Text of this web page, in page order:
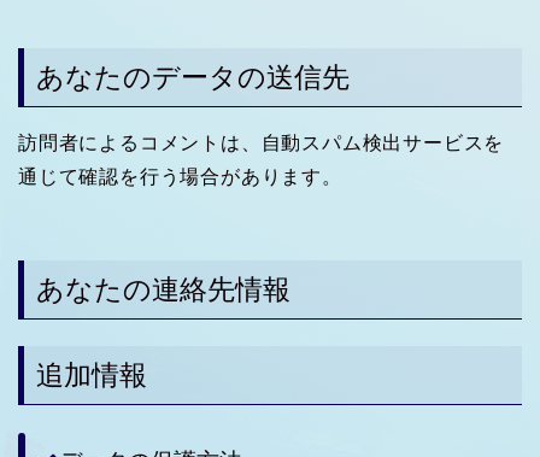
あなたのデータの送信先
訪問者によるコメントは、自動スパム検出サービスを
通じて確認を行う場合があります。
あなたの連絡先情報
追加情報